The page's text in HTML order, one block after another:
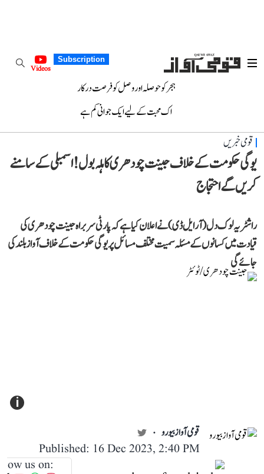
Subscription
Videos
ہجر کو حوصلہ اور وصل کو فرصت درکار
اک محبت کے لیے ایک جوانی کم ہے
قومی خبریں
یوگی حکومت کے خلاف جینت چودھری کا ہلہ بول! اسمبلی کے سامنے
کریں گے احتجاج
راشٹریہ لوک دل (آر ایل ڈی) نے اعلان کیا ہے کہ پارٹی سربراہ جینت چودھری کی
قیادت میں کسانوں کے مسئلہ سمیت مختلف مسائل پر یوگی حکومت کے خلاف آواز بلند کی
جائے گی
i
قومی آواز بیورو
Published: 16 Dec 2023, 2:40 PM
us on: